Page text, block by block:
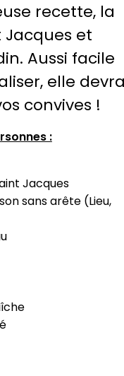
recette, la
Jacques et
Aussi facile
elle
convives !
:
Jacques
sans arête (Lieu,